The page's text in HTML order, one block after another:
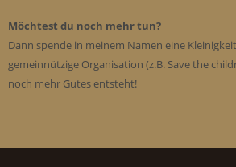
Möchtest du noch mehr tun?
Dann spende in meinem Namen eine
gemeinnützige Organisation (z.B. Save the
noch mehr Gutes entsteht!